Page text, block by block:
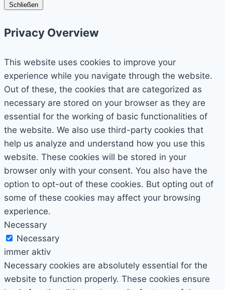
Schließen
Privacy Overview
This website uses cookies to improve your
experience while you navigate through the website.
Out of these, the cookies that are categorized as
necessary are stored on your browser as they are
essential for the working of basic functionalities of
the website. We also use third-party cookies that
help us analyze and understand how you use this
website. These cookies will be stored in your
browser only with your consent. You also have the
option to opt-out of these cookies. But opting out of
some of these cookies may affect your browsing
experience.
Necessary
Necessary
immer aktiv
Necessary cookies are absolutely essential for the
website to function properly. These cookies ensure